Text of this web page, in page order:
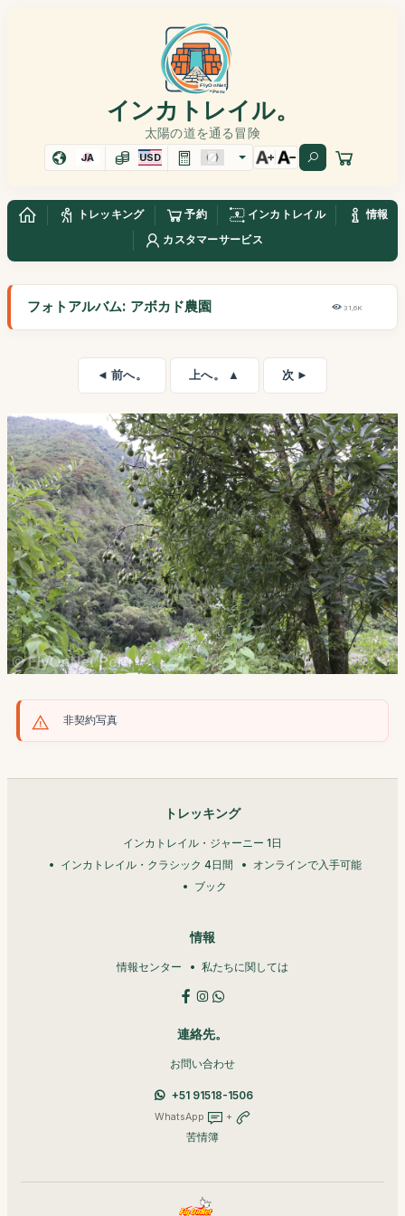
インカトレイル。
太陽の道を通る冒険
JA USD
トレッキング 予約 インカトレイル
情報
カスタマーサービス
フォトアルバム: アボカド農園 31,6K
◄ 前へ。 上へ。 ▲ 次 ►
非契約写真
トレッキング
インカトレイル・ジャーニー 1日
インカトレイル・クラシック 4日間
オンラインで入手可能
ブック
情報
情報センター 私たちに関しては
連絡先。
お問い合わせ
+51 91518-1506
WhatsApp +
苦情簿